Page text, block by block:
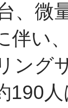
、微
い
ング
190